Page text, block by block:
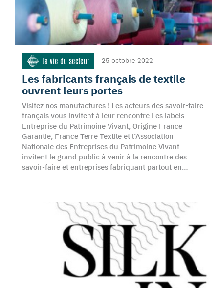
La vie du secteur 25 octobre 2022
Les fabricants français de textile
ouvrent leurs portes
Visitez nos manufactures ! Les acteurs des savoir-faire
français vous invitent à leur rencontre Les labels
Entreprise du Patrimoine Vivant, Origine France
Garantie, France Terre Textile et l’Association
Nationale des Entreprises du Patrimoine Vivant
invitent le grand public à venir à la rencontre des
savoir-faire et entreprises fabriquant partout en…